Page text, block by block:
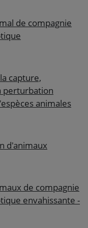
de compagnie
capture,
perturbation
animales
d'animaux
de compagnie
envahissante -